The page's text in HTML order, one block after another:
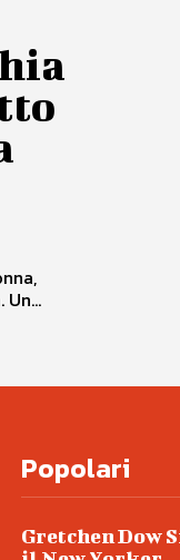
Popolari
Gretchen Dow